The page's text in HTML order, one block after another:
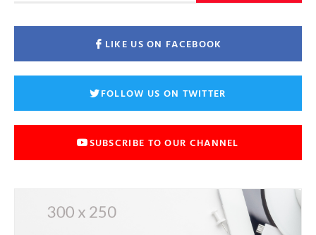
LIKE US ON FACEBOOK
FOLLOW US ON TWITTER
SUBSCRIBE TO OUR CHANNEL